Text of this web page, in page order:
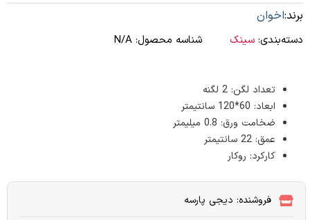
برند:اخوان
دسته‌بندی: سینک شناسه محصول: N/A
تعداد لگن: 2 لگنه
ابعاد: 60*120 سانتیمتر
ضخامت ورق: 0.8 میلیمتر
عمق: 22 سانتیمتر
کارکرد: روکار
فروشنده: دیجی پارسه